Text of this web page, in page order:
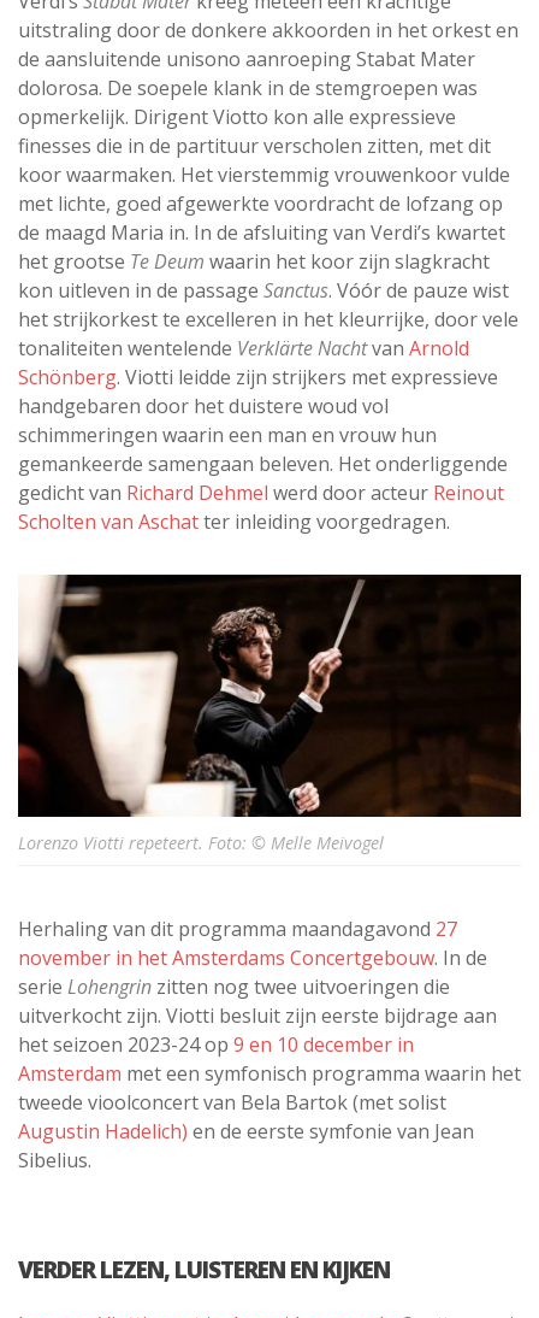
uitstraling door de donkere akkoorden in het orkest en
de aansluitende unisono aanroeping Stabat Mater
dolorosa. De soepele klank in de stemgroepen was
opmerkelijk. Dirigent Viotto kon alle expressieve
finesses die in de partituur verscholen zitten, met dit
koor waarmaken. Het vierstemmig vrouwenkoor vulde
met lichte, goed afgewerkte voordracht de lofzang op
de maagd Maria in. In de afsluiting van Verdi’s kwartet
het grootse Te Deum waarin het koor zijn slagkracht
kon uitleven in de passage Sanctus. Vóór de pauze wist
het strijkorkest te excelleren in het kleurrijke, door vele
tonaliteiten wentelende Verklärte Nachtvan Arnold
Schönberg. Viotti leidde zijn strijkers met expressieve
handgebaren door het duistere woud vol
schimmeringen waarin een man en vrouw hun
gemankeerde samengaan beleven. Het onderliggende
gedicht van Richard Dehmel werd door acteur Reinout
Scholten van Aschatter inleiding voorgedragen.
Lorenzo Viotti repeteert. Foto: © Melle Meivogel
Herhaling van dit programma maandagavond 27
november in het Amsterdams Concertgebouw. In de
serie Lohengrin zitten nog twee uitvoeringen die
uitverkocht zijn. Viotti besluit zijn eerste bijdrage aan
het seizoen 2023-24 op 9 en 10 december in
Amsterdam met een symfonisch programma waarin het
tweede vioolconcert van Bela Bartok (met solist
Augustin Hadelich) en de eerste symfonie van Jean
Sibelius.
VERDER LEZEN, LUISTEREN EN KIJKEN